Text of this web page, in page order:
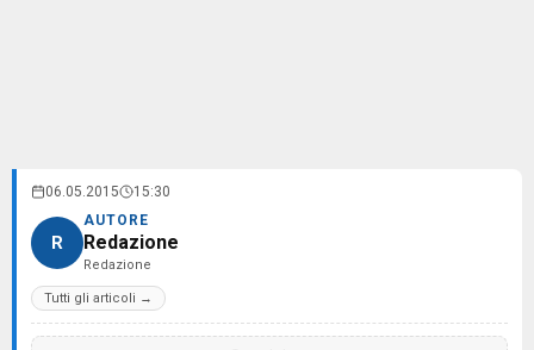
06.05.2015 15:30
R
AUTORE
Redazione
Redazione
Tutti gli articoli →